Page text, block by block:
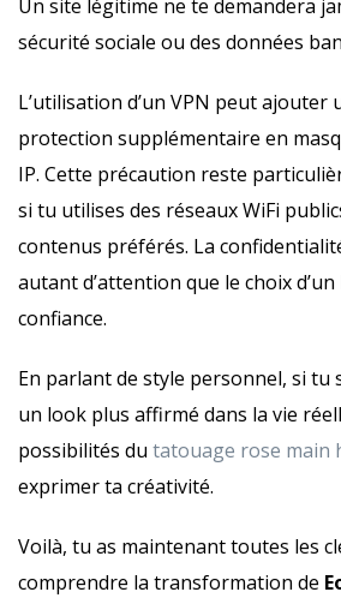
Un site légitime ne te demandera
sécurité sociale ou des données
L’utilisation d’un VPN peut ajouter
protection supplémentaire en
IP. Cette précaution reste
si tu utilises des réseaux WiFi
contenus préférés. La
autant d’attention que le choix
confiance.
En parlant de style personnel, si tu
un look plus affirmé dans la vie
possibilités du tatouage rose main
exprimer ta créativité.
Voilà, tu as maintenant toutes les
comprendre la transformation de